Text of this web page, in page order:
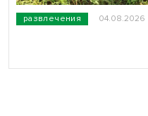
развлечения 04.08.2026